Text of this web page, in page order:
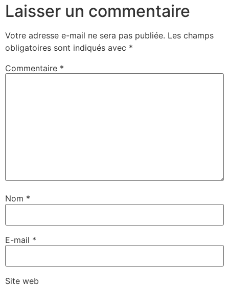
Laisser un commentaire
Votre adresse e-mail ne sera pas publiée. Les champs
obligatoires sont indiqués avec *
Commentaire *
Nom *
E-mail *
Site web